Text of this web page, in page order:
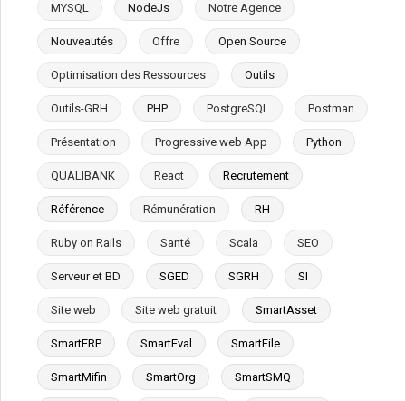
MYSQL NodeJs Notre Agence
Nouveautés Offre Open Source
Optimisation des Ressources Outils
Outils-GRH PHP PostgreSQL Postman
Présentation Progressive web App Python
QUALIBANK React Recrutement
Référence Rémunération RH
Ruby on Rails Santé Scala SEO
Serveur et BD SGED SGRH SI
Site web Site web gratuit SmartAsset
SmartERP SmartEval SmartFile
SmartMifin SmartOrg SmartSMQ